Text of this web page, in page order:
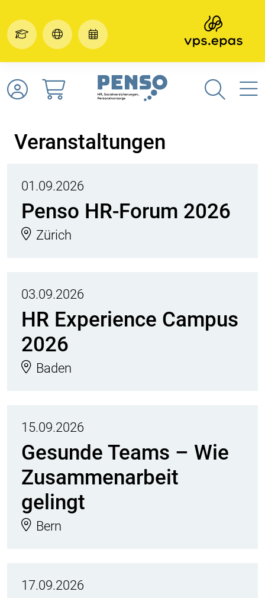
Veranstaltungen
01.09.2026
Penso HR-Forum 2026
Zürich
03.09.2026
HR Experience Campus
2026
Baden
15.09.2026
Gesunde Teams – Wie
Zusammenarbeit
gelingt
Bern
17.09.2026